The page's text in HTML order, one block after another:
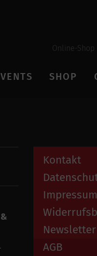
Online-Shop
SHOP
Kontakt
Impressum
Newsletter
AGB